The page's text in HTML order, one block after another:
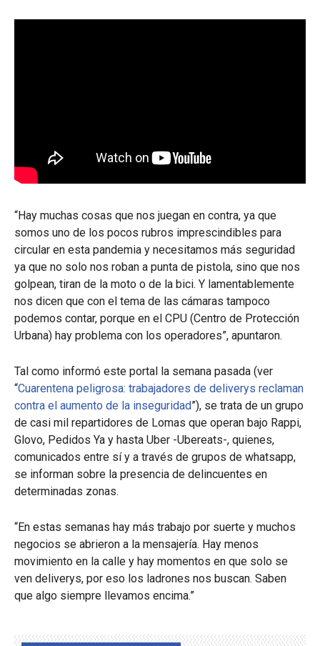
“Hay muchas cosas que nos juegan en contra, ya que
somos uno de los pocos rubros imprescindibles para
circular en esta pandemia y necesitamos más seguridad
ya que no solo nos roban a punta de pistola, sino que nos
golpean, tiran de la moto o de la bici. Y lamentablemente
nos dicen que con el tema de las cámaras tampoco
podemos contar, porque en el CPU (Centro de Protección
Urbana) hay problema con los operadores”, apuntaron.
Tal como informó este portal la semana pasada (ver
“Cuarentena peligrosa: trabajadores de deliverys reclaman
contra el aumento de la inseguridad”), se trata de un grupo
de casi mil repartidores de Lomas que operan bajo Rappi,
Glovo, Pedidos Ya y hasta Uber -Ubereats-, quienes,
comunicados entre sí y a través de grupos de whatsapp,
se informan sobre la presencia de delincuentes en
determinadas zonas.
“En estas semanas hay más trabajo por suerte y muchos
negocios se abrieron a la mensajería. Hay menos
movimiento en la calle y hay momentos en que solo se
ven deliverys, por eso los ladrones nos buscan. Saben
que algo siempre llevamos encima.”